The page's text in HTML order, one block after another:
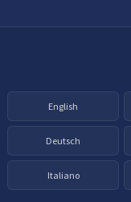
English
Deutsch
Italiano